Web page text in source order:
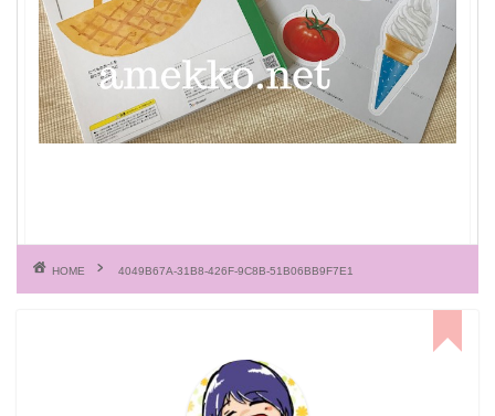
HOME 4049B67A-31B8-426F-9C8B-51B06BB9F7E1